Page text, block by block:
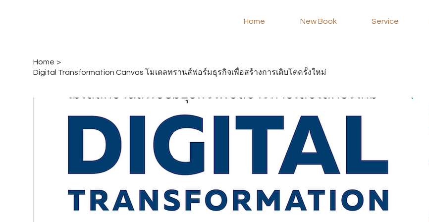
Home New Book Service
Home >
Digital Transformation Canvas โมเดลทรานส์ฟอร์มธุรกิจเพื่อสร้างการเติบโตครั้งใหม่